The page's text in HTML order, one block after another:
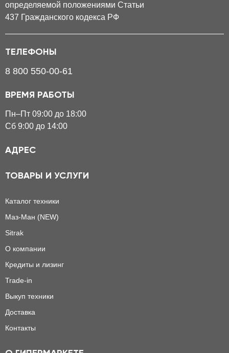
определяемой положениями Статьи
437 Гражданского кодекса РФ
ТЕЛЕФОНЫ
8 800 550-00-61
ВРЕМЯ РАБОТЫ
Пн–Пт 09:00 до 18:00
Сб 9:00 до 14:00
АДРЕС
ТОВАРЫ И УСЛУГИ
Каталог техники
Маз-Ман (NEW)
Sitrak
О компании
Кредиты и лизинг
Trade-in
Выкуп техники
Доставка
Контакты